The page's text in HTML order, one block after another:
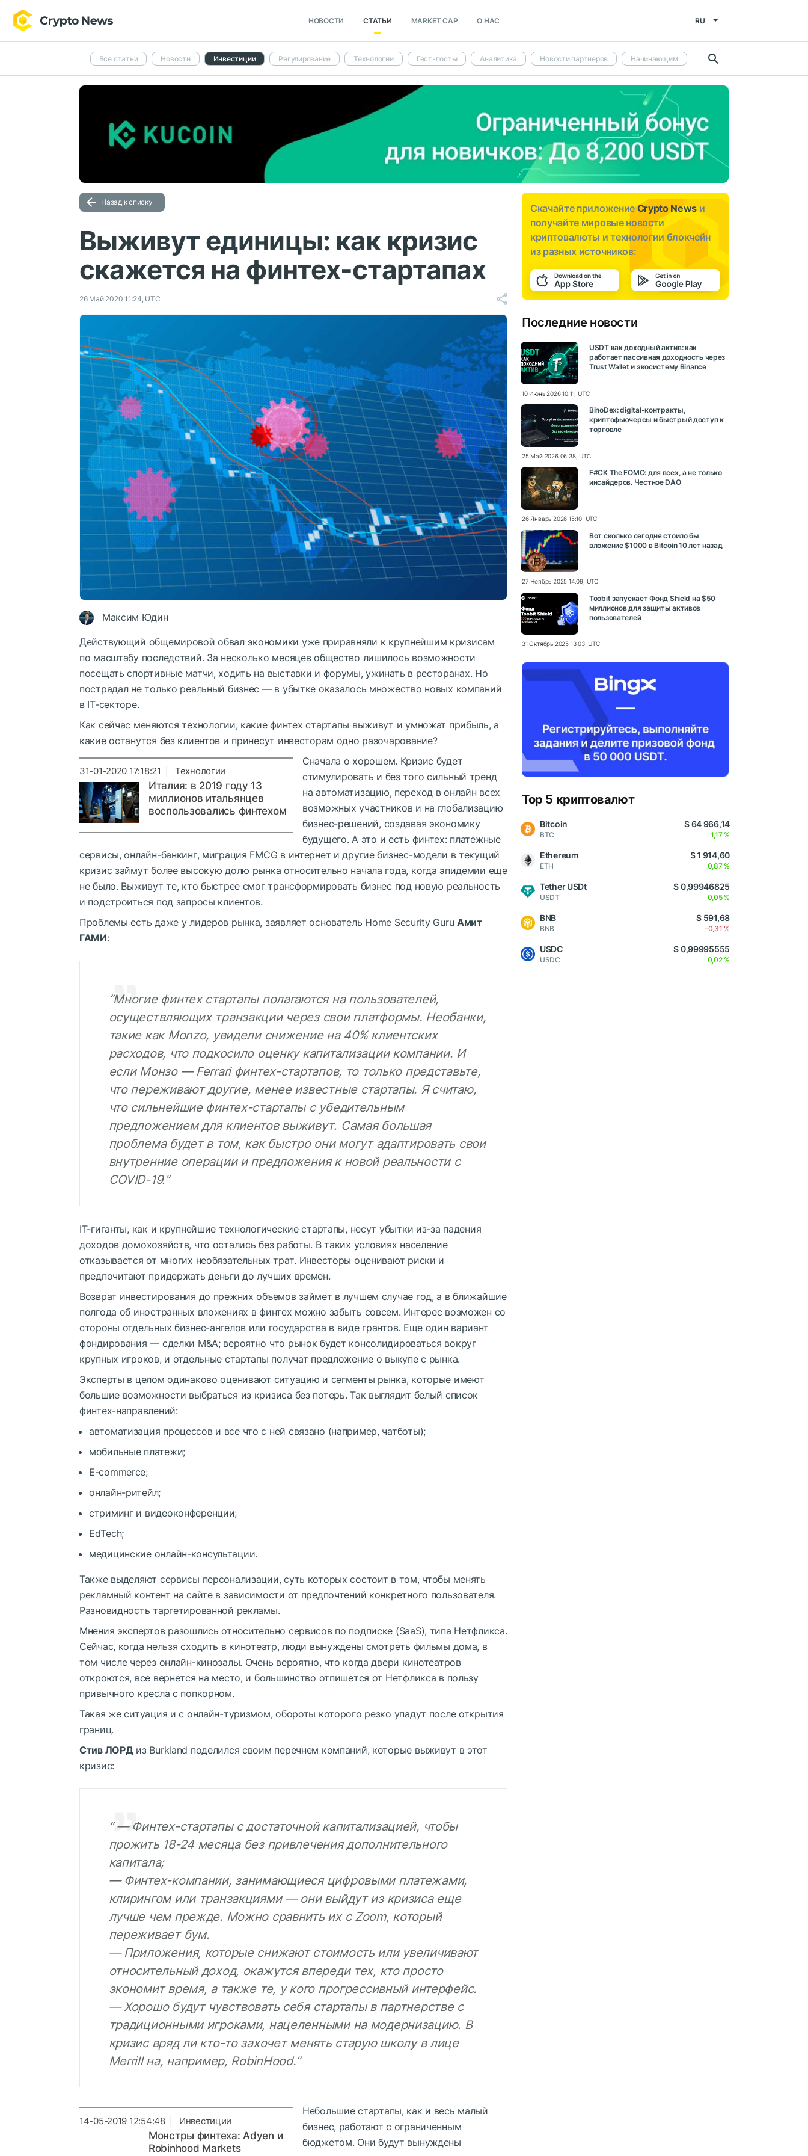
НОВОСТИ СТАТЬИ MARKET CAP О НАС RU
Все статьи Новости Инвестиции Регулирование Технологии Гест-посты Аналитика Новости партнеров Начинающим
Назад к списку
Выживут единицы: как кризис
скажется на финтех-стартапах
26 Май 2020 11:24, UTC
Максим Юдин
Действующий общемировой обвал экономики уже приравняли к крупнейшим кризисам
по масштабу последствий. За несколько месяцев общество лишилось возможности
посещать спортивные матчи, ходить на выставки и форумы, ужинать в ресторанах. Но
пострадал не только реальный бизнес — в убытке оказалось множество новых компаний
в IT-секторе.
Как сейчас меняются технологии, какие финтех стартапы выживут и умножат прибыль, а
какие останутся без клиентов и принесут инвесторам одно разочарование?
31-01-2020 17:18:21 | Технологии
Италия: в 2019 году 13
миллионов итальянцев
воспользовались финтехом
Сначала о хорошем. Кризис будет
стимулировать и без того сильный тренд
на автоматизацию, переход в онлайн всех
возможных участников и на глобализацию
бизнес-решений, создавая экономику
будущего. А это и есть финтех: платежные
сервисы, онлайн-банкинг, миграция FMCG в интернет и другие бизнес-модели в текущий
кризис займут более высокую долю рынка относительно начала года, когда эпидемии еще
не было. Выживут те, кто быстрее смог трансформировать бизнес под новую реальность
и подстроиться под запросы клиентов.
Проблемы есть даже у лидеров рынка, заявляет основатель Home Security Guru Амит
ГАМИ:
“Многие финтех стартапы полагаются на пользователей,
осуществляющих транзакции через свои платформы. Необанки,
такие как Monzo, увидели снижение на 40% клиентских
расходов, что подкосило оценку капитализации компании. И
если Монзо — Ferrari финтех-стартапов, то только представьте,
что переживают другие, менее известные стартапы. Я считаю,
что сильнейшие финтех-стартапы с убедительным
предложением для клиентов выживут. Самая большая
проблема будет в том, как быстро они могут адаптировать свои
внутренние операции и предложения к новой реальности с
COVID-19.”
IT-гиганты, как и крупнейшие технологические стартапы, несут убытки из-за падения
доходов домохозяйств, что остались без работы. В таких условиях население
отказывается от многих необязательных трат. Инвесторы оценивают риски и
предпочитают придержать деньги до лучших времен.
Возврат инвестирования до прежних объемов займет в лучшем случае год, а в ближайшие
полгода об иностранных вложениях в финтех можно забыть совсем. Интерес возможен со
стороны отдельных бизнес-ангелов или государства в виде грантов. Еще один вариант
фондирования — сделки M&A; вероятно что рынок будет консолидироваться вокруг
крупных игроков, и отдельные стартапы получат предложение о выкупе с рынка.
Эксперты в целом одинаково оценивают ситуацию и сегменты рынка, которые имеют
большие возможности выбраться из кризиса без потерь. Так выглядит белый список
финтех-направлений:
автоматизация процессов и все что с ней связано (например, чатботы);
мобильные платежи;
E-commerce;
онлайн-ритейл;
стриминг и видеоконференции;
EdTech;
медицинские онлайн-консультации.
Также выделяют сервисы персонализации, суть которых состоит в том, чтобы менять
рекламный контент на сайте в зависимости от предпочтений конкретного пользователя.
Разновидность таргетированной рекламы.
Мнения экспертов разошлись относительно сервисов по подписке (SaaS), типа Нетфликса.
Сейчас, когда нельзя сходить в кинотеатр, люди вынуждены смотреть фильмы дома, в
том числе через онлайн-кинозалы. Очень вероятно, что когда двери кинотеатров
откроются, все вернется на место, и большинство отпишется от Нетфликса в пользу
привычного кресла с попкорном.
Такая же ситуация и с онлайн-туризмом, обороты которого резко упадут после открытия
границ.
Стив ЛОРДиз Burkland поделился своим перечнем компаний, которые выживут в этот
кризис:
“ — Финтех-стартапы с достаточной капитализацией, чтобы
прожить 18-24 месяца без привлечения дополнительного
капитала;
— Финтех-компании, занимающиеся цифровыми платежами,
клирингом или транзакциями — они выйдут из кризиса еще
лучше чем прежде. Можно сравнить их с Zoom, который
переживает бум.
— Приложения, которые снижают стоимость или увеличивают
относительный доход, окажутся впереди тех, кто просто
экономит время, а также те, у кого прогрессивный интерфейс.
— Хорошо будут чувствовать себя стартапы в партнерстве с
традиционными игроками, нацеленными на модернизацию. В
кризис вряд ли кто-то захочет менять старую школу в лице
Merrill на, например, RobinHood.”
14-05-2019 12:54:48 | Инвестиции
Монстры финтеха: Adyen и
Robinhood Markets
Небольшие стартапы, как и весь малый
бизнес, работают с ограниченным
бюджетом. Они будут вынуждены
Скачайте приложениеCrypto News и
получайте мировые новости
криптовалюты и технологии блокчейн
из разных источников:
Последние новости
USDT как доходный актив: как
работает пассивная доходность через
Trust Wallet и экосистему Binance
10 Июнь 2026 10:11, UTC
BinoDex: digital-контракты,
криптофьючерсы и быстрый доступ к
торговле
25 Май 2026 06:38, UTC
F#CK The FOMO: для всех, а не только
инсайдеров. Честное DAO
26 Январь 2026 15:10, UTC
Вот сколько сегодня стоило бы
вложение $1000 в Bitcoin 10 лет назад
27 Ноябрь 2025 14:09, UTC
Toobit запускает Фонд Shield на $50
миллионов для защиты активов
пользователей
31 Октябрь 2025 13:03, UTC
Top 5 криптовалют
Bitcoin
BTC
$ 64 966,14
1,17 %
Ethereum
ETH
$ 1 914,60
0,87 %
Tether USDt
USDT
$ 0,99946825
0,05 %
BNB
BNB
$ 591,68
-0,31 %
USDC
USDC
$ 0,99995555
0,02 %